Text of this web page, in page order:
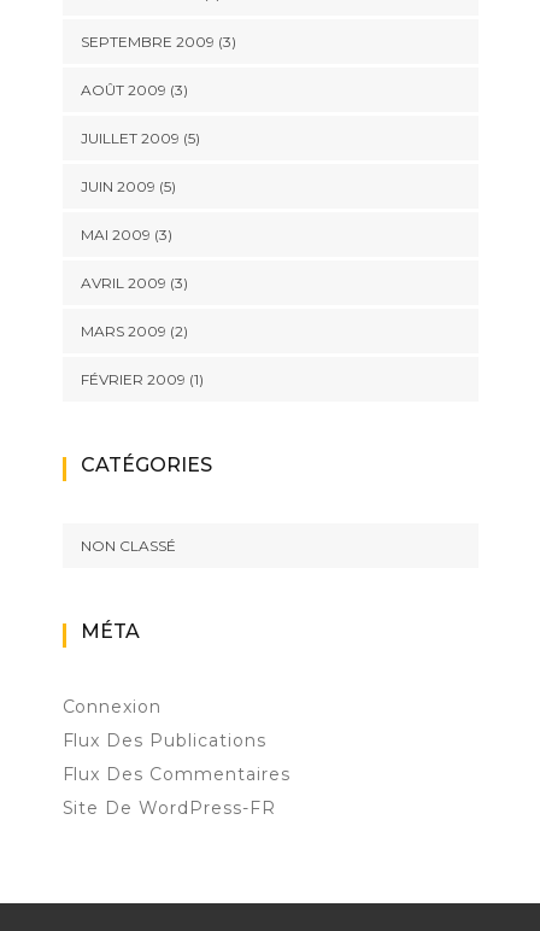
SEPTEMBRE 2009 (3)
AOÛT 2009 (3)
JUILLET 2009 (5)
JUIN 2009 (5)
MAI 2009 (3)
AVRIL 2009 (3)
MARS 2009 (2)
FÉVRIER 2009 (1)
CATÉGORIES
NON CLASSÉ
MÉTA
Connexion
Flux Des Publications
Flux Des Commentaires
Site De WordPress-FR